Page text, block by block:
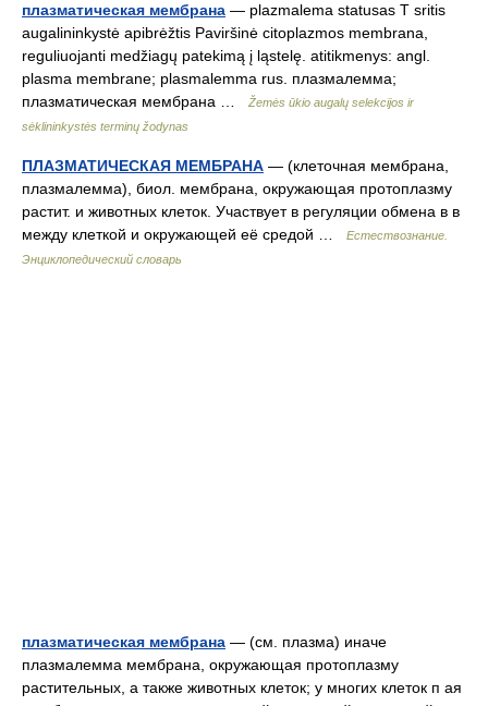
плазматическая мембрана — plazmalema statusas T sritis
augalininkystė apibrėžtis Paviršinė citoplazmos membrana,
reguliuojanti medžiagų patekimą į ląstelę. atitikmenys: angl.
plasma membrane; plasmalemma rus. плазмалемма;
плазматическая мембрана …
Žemės ūkio augalų selekcijos ir
sėklininkystės terminų žodynas
ПЛАЗМАТИЧЕСКАЯ МЕМБРАНА — (клеточная мембрана,
плазмалемма), биол. мембрана, окружающая протоплазму
растит. и животных клеток. Участвует в регуляции обмена в в
между клеткой и окружающей её средой …
Естествознание.
Энциклопедический словарь
плазматическая мембрана — (см. плазма) иначе
плазмалемма мембрана, окружающая протоплазму
растительных, а также животных клеток; у многих клеток п ая